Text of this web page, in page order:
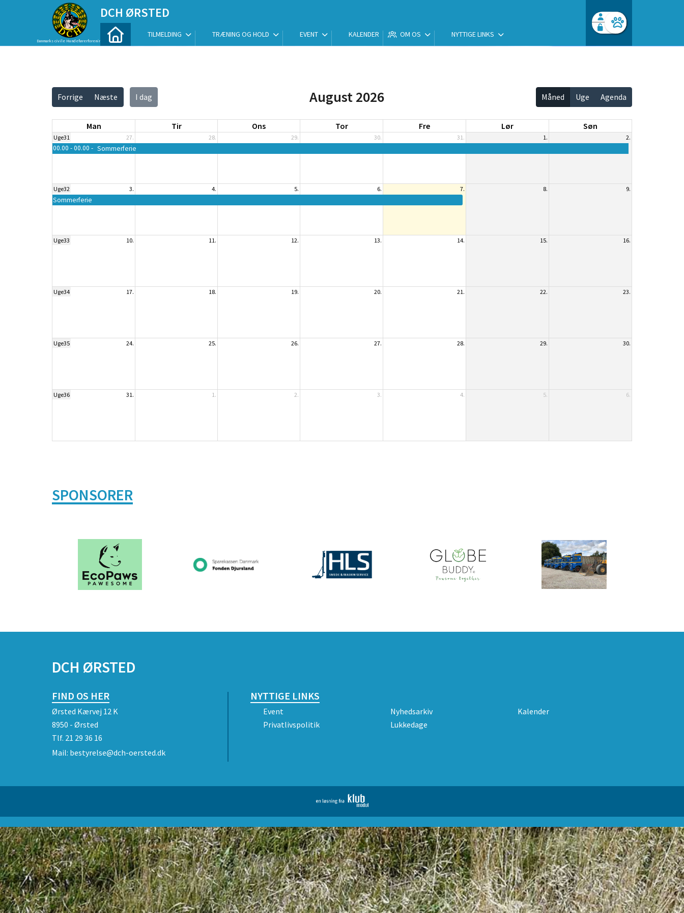
DCH ØRSTED
Danmarks civile Hundeførerforening
TILMELDING TRÆNING OG HOLD EVENT KALENDER OM OS NYTTIGE LINKS
Log ind
Forrige Næste I dag August 2026 Måned Uge Agenda
Man Tir Ons Tor Fre Lør Søn
Uge31 27.
00.00 - 00.00 Sommerferie
28. 29. 30. 31. 1. 2.
Uge32 3.
Sommerferie
4. 5. 6. 7. 8. 9.
Uge33 10. 11. 12. 13. 14. 15. 16.
Uge34 17. 18. 19. 20. 21. 22. 23.
Uge35 24. 25. 26. 27. 28. 29. 30.
Uge36 31. 1. 2. 3. 4. 5. 6.
SPONSORER
DCH ØRSTED
FIND OS HER
Ørsted Kærvej 12 K
8950 - Ørsted
Tlf. 21 29 36 16
Mail: bestyrelse@dch-oersted.dk
NYTTIGE LINKS
Event Nyhedsarkiv
Kalender
Privatlivspolitik
Lukkedage